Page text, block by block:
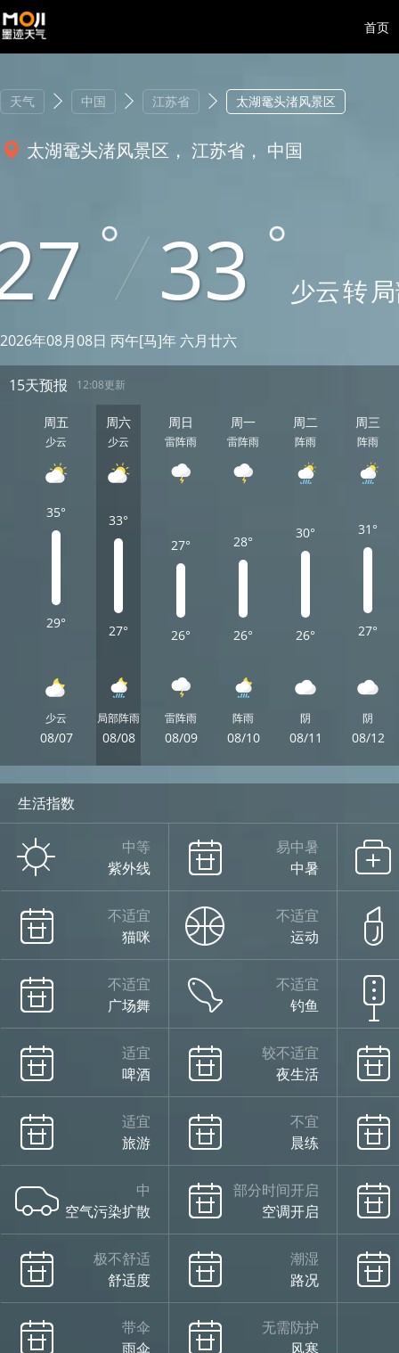
首页
天气 中国 江苏省 太湖鼋头渚风景区
太湖鼋头渚风景区， 江苏省， 中国
33 少云转
2026年08月08日 丙午[马]年 六月廿六
15天预报 12:08更新
周五
少云
35°
29°
少云
08/07
周六
少云
33°
27°
局部阵雨
08/08
周日
雷阵雨
27°
26°
雷阵雨
08/09
周一
雷阵雨
28°
26°
阵雨
08/10
周二
阵雨
30°
26°
阴
08/11
周三
阵雨
31°
27°
阴
08/12
生活指数
中等
紫外线
易中暑
中暑
不适宜
猫咪
不适宜
运动
不适宜
广场舞
不适宜
钓鱼
适宜
啤酒
较不适宜
夜生活
适宜
旅游
不宜
晨练
中
空气污染扩散
部分时间开启
空调开启
极不舒适
舒适度
潮湿
路况
带伞
雨伞
无需防护
风寒